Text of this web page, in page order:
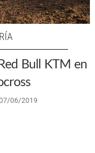
Bull KTM en
06/2019